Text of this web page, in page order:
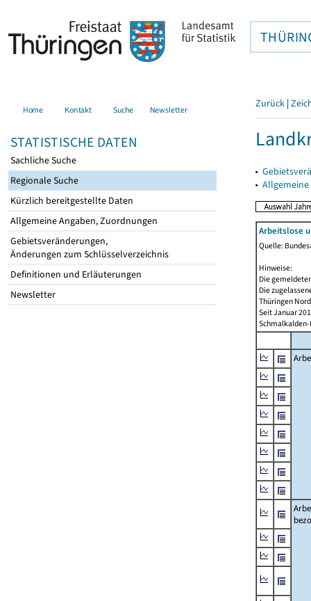
Home Kontakt Suche Newsletter
STATISTISCHE DATEN
Sachliche Suche
Regionale Suche
Kürzlich bereitgestellte Daten
Allgemeine Angaben, Zuordnungen
Gebietsveränderungen,
Änderungen zum Schlüsselverzeichnis
Definitionen und Erläuterungen
Newsletter
Zurück |
▸
▸
Arbeitslose
Quelle:
Hinweise:
Die
Die
Thüringen
Seit Januar